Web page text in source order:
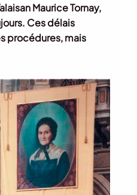
Maurice Tornay,
Ces délais
procédures, mais